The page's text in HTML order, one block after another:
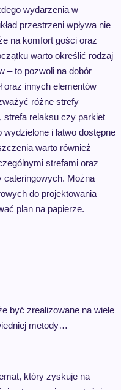
wydarzenia w
przestrzeni wpływa nie
na komfort gości oraz
warto określić rodzaj
– to pozwoli na dobór
oraz innych elementów
różne strefy
strefa relaksu czy parkiet
i łatwo dostępne
warto również
strefami oraz
cateringowych. Można
do projektowania
plan na papierze.
być zrealizowane na wiele
metody…
który zyskuje na